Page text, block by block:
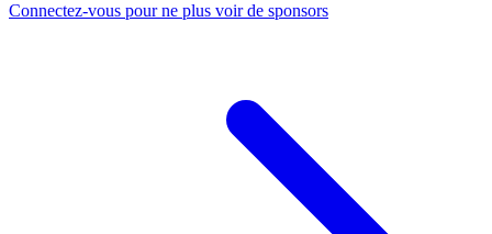
Connectez-vous pour ne plus voir de sponsors